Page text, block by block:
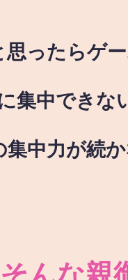
思ったらゲ
集中できな
集中力が続